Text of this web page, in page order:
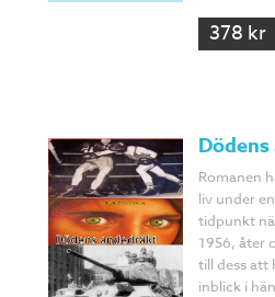
378 kr
Romanen
liv under
tidpunkt
1956, åter
till dess att
inblick i